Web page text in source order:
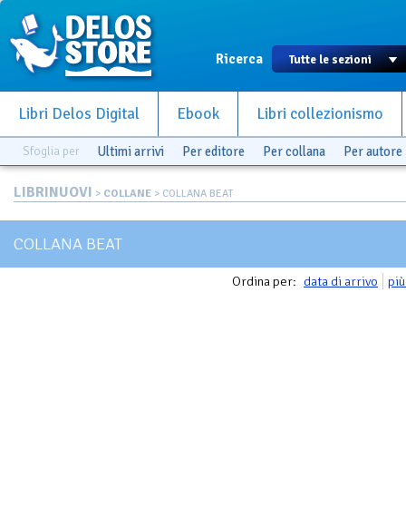
Ricerca
Libri Delos Digital Ebook Libri collezionismo
Sfoglia per Ultimi arrivi Per editore Per collana Per autore
LIBRINUOVI > COLLANE > COLLANA BEAT
COLLANA BEAT
Ordina per: data di arrivo